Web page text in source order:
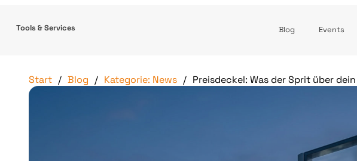
Tools & Services Blog Events
Start Blog Kategorie: News Preisdeckel: Was der Sprit über